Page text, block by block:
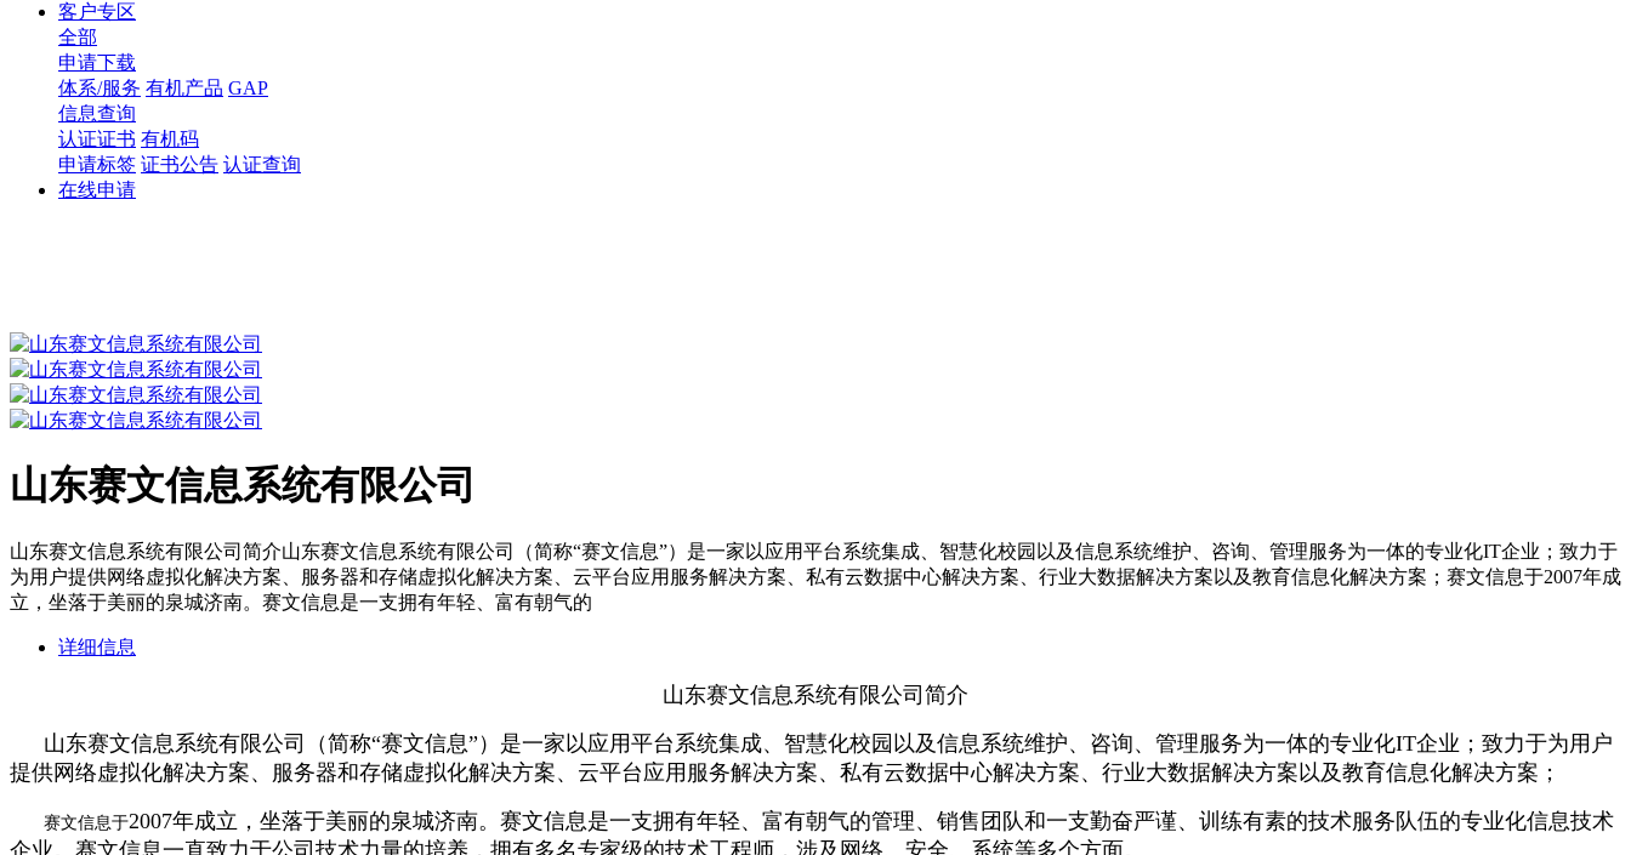
客户专区
全部
申请下载
体系/服务 有机产品 GAP
信息查询
认证证书 有机码
申请标签 证书公告 认证查询
在线申请
山东赛文信息系统有限公司
山东赛文信息系统有限公司简介山东赛文信息系统有限公司（简称“赛文信息”）是一家以应用平台系统集成、智慧化校园以及信息系统维护、咨询、管理服务为一体的专业化IT企业；致力于
为用户提供网络虚拟化解决方案、服务器和存储虚拟化解决方案、云平台应用服务解决方案、私有云数据中心解决方案、行业大数据解决方案以及教育信息化解决方案；赛文信息于2007年成
立，坐落于美丽的泉城济南。赛文信息是一支拥有年轻、富有朝气的
详细信息
山东赛文信息系统有限公司 简介
山东赛文信息系统有限公司（简称“赛文信息”）是一家以应用平台系统集成、智慧化校园以及信息系统维护、咨询、管理服务为一体的专业化IT企业；致力于为用户
提供网络虚拟化解决方案、服务器和存储虚拟化解决方案、云平台应用服务解决方案、私有云数据中心解决方案、行业大数据解决方案以及教育信息化解决方案；
赛文信息于2007年成立，坐落于美丽的泉城济南。赛文信息是一支拥有年轻、富有朝气的管理、销售团队和一支勤奋严谨、训练有素的技术服务队伍的专业化信息技术
企业。赛文信息一直致力于公司技术力量的培养，拥有多名专家级的技术工程师，涉及网络、安全、系统等多个方面。